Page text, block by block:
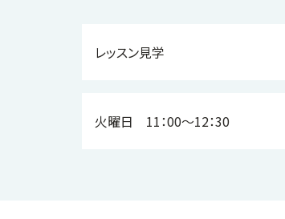
レッスン見学
火曜日 11：00～12：30